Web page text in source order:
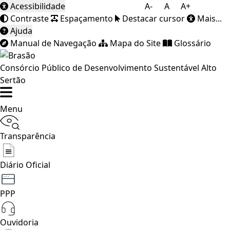
A- A A+
Acessibilidade
Contraste
Espaçamento Destacar cursor
Mais...
Ajuda
Manual de Navegação
Mapa do Site Glossário
Consórcio Público de Desenvolvimento Sustentável Alto
Sertão
Menu
Transparência
Diário Oficial
PPP
Ouvidoria